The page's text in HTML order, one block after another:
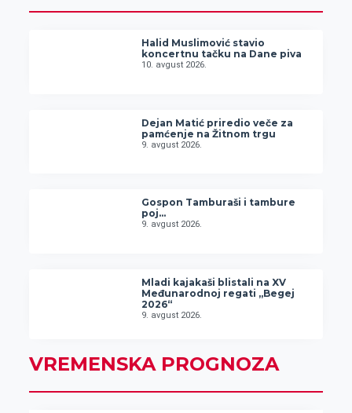
Halid Muslimović stavio
koncertnu tačku na Dane piva
10. avgust 2026.
Dejan Matić priredio veče za
pamćenje na Žitnom trgu
9. avgust 2026.
Gospon Tamburaši i tambure
poj…
9. avgust 2026.
Mladi kajakaši blistali na XV
Međunarodnoj regati „Begej
2026“
9. avgust 2026.
VREMENSKA PROGNOZA